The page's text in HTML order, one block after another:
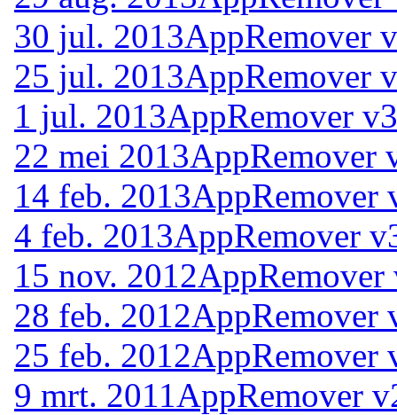
30 jul. 2013AppRemover
25 jul. 2013AppRemover
1 jul. 2013AppRemover
22 mei 2013AppRemover
14 feb. 2013AppRemover
4 feb. 2013AppRemover
15 nov. 2012AppRemover
28 feb. 2012AppRemover
25 feb. 2012AppRemover
9 mrt. 2011 AppRemover